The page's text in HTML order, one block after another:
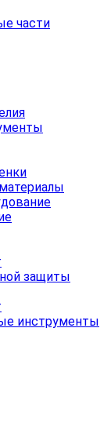
части
защиты
инструменты